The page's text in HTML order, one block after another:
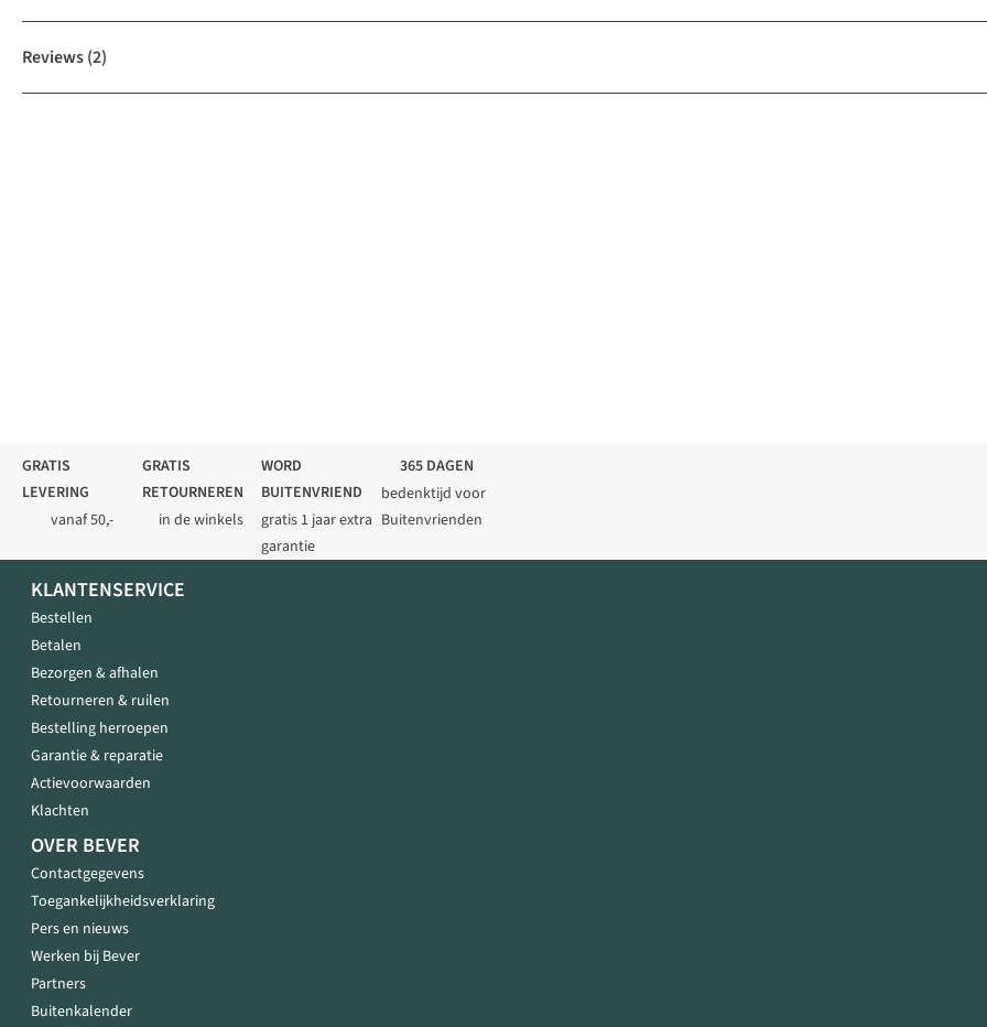
Reviews(2)
GRATIS
LEVERING
vanaf 50,-
GRATIS
RETOURNEREN
in de winkels
WORD
BUITENVRIEND
gratis 1 jaar extra
garantie
365 DAGEN
bedenktijd voor
Buitenvrienden
KLANTENSERVICE
Bestellen
Betalen
Bezorgen & afhalen
Retourneren & ruilen
Bestelling herroepen
Garantie & reparatie
Actievoorwaarden
Klachten
OVER BEVER
Contactgegevens
Toegankelijkheidsverklaring
Pers en nieuws
Werken bij Bever
Partners
Buitenkalender